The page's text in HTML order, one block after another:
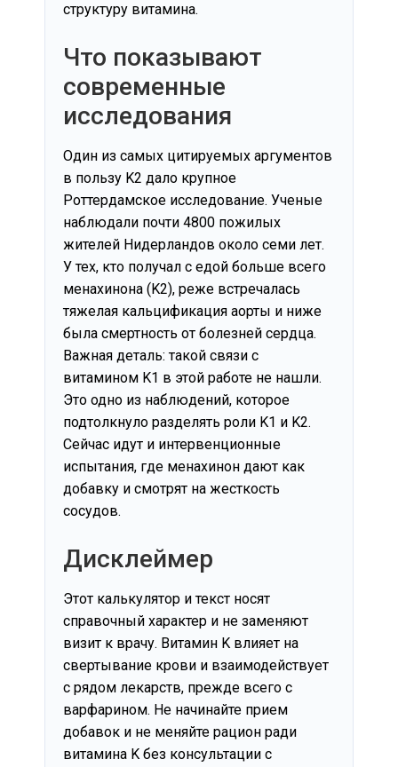
структуру витамина.
Что показывают
современные
исследования
Один из самых цитируемых аргументов
в пользу K2 дало крупное
Роттердамское исследование. Ученые
наблюдали почти 4800 пожилых
жителей Нидерландов около семи лет.
У тех, кто получал с едой больше всего
менахинона (K2), реже встречалась
тяжелая кальцификация аорты и ниже
была смертность от болезней сердца.
Важная деталь: такой связи с
витамином K1 в этой работе не нашли.
Это одно из наблюдений, которое
подтолкнуло разделять роли K1 и K2.
Сейчас идут и интервенционные
испытания, где менахинон дают как
добавку и смотрят на жесткость
сосудов.
Дисклеймер
Этот калькулятор и текст носят
справочный характер и не заменяют
визит к врачу. Витамин K влияет на
свертывание крови и взаимодействует
с рядом лекарств, прежде всего с
варфарином. Не начинайте прием
добавок и не меняйте рацион ради
витамина K без консультации с